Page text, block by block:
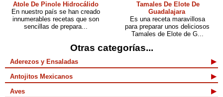
Atole De Pinole Hidrocálido
En nuestro país se han creado
innumerables recetas que son
sencillas de prepara...
Tamales De Elote De
Guadalajara
Es una receta maravillosa
para preparar unos deliciosos
Tamales de Elote de G...
Otras categorías...
Aderezos y Ensaladas
Antojitos Mexicanos
Aves